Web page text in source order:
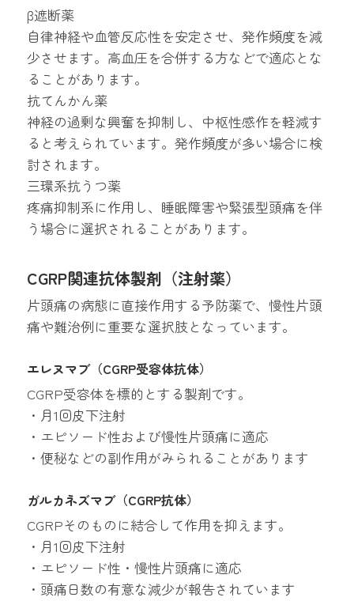
β遮断薬
自律神経や血管反応性を安定させ、発作頻度を減
少させます。高血圧を合併する方などで適応とな
ることがあります。
抗てんかん薬
神経の過剰な興奮を抑制し、中枢性感作を軽減す
ると考えられています。発作頻度が多い場合に検
討されます。
三環系抗うつ薬
疼痛抑制系に作用し、睡眠障害や緊張型頭痛を伴
う場合に選択されることがあります。
CGRP関連抗体製剤（注射薬）
片頭痛の病態に直接作用する予防薬で、慢性片頭
痛や難治例に重要な選択肢となっています。
エレヌマブ（CGRP受容体抗体）
CGRP受容体を標的とする製剤です。
・月1回皮下注射
・エピソード性および慢性片頭痛に適応
・便秘などの副作用がみられることがあります
ガルカネズマブ（CGRP抗体）
CGRPそのものに結合して作用を抑えます。
・月1回皮下注射
・エピソード性・慢性片頭痛に適応
・頭痛日数の有意な減少が報告されています